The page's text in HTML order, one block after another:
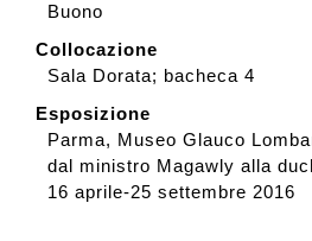
Buono
Collocazione
Sala Dorata; bacheca 4
Esposizione
Parma, Museo Glauco
dal ministro Magawly alla
16 aprile-25 settembre 2016